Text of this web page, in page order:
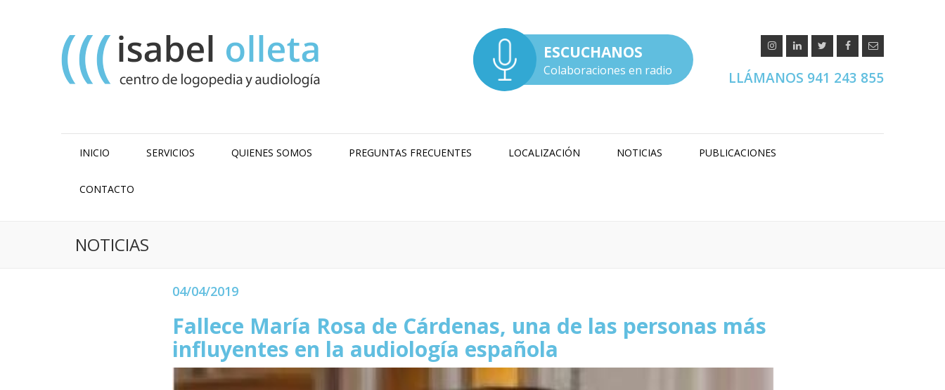
LLÁMANOS 941 243 855
ESCUCHANOS
Colaboraciones en radio
INICIO SERVICIOS QUIENES SOMOS PREGUNTAS FRECUENTES LOCALIZACIÓN NOTICIAS PUBLICACIONES
CONTACTO
NOTICIAS
04/04/2019
Fallece María Rosa de Cárdenas, una de las personas más
influyentes en la audiología española